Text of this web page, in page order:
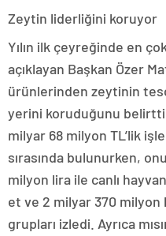
Zeytin liderliğini koruyor
Yılın ilk çeyreğinde en
açıklayan Başkan Özer
ürünlerinden zeytinin
yerini koruduğunu
milyar 68 milyon TL’lik
sırasında bulunurken,
milyon lira ile canlı
et ve 2 milyar 370
grupları izledi. Ayrıca